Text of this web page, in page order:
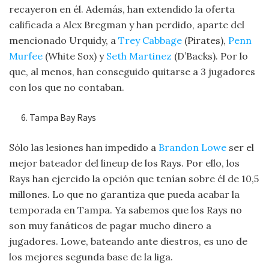
recayeron en él. Además, han extendido la oferta
calificada a Alex Bregman y han perdido, aparte del
mencionado Urquidy, a Trey Cabbage (Pirates), Penn
Murfee (White Sox) y Seth Martinez (D’Backs). Por lo
que, al menos, han conseguido quitarse a 3 jugadores
con los que no contaban.
Tampa Bay Rays
Sólo las lesiones han impedido a Brandon Lowe ser el
mejor bateador del lineup de los Rays. Por ello, los
Rays han ejercido la opción que tenían sobre él de 10,5
millones. Lo que no garantiza que pueda acabar la
temporada en Tampa. Ya sabemos que los Rays no
son muy fanáticos de pagar mucho dinero a
jugadores. Lowe, bateando ante diestros, es uno de
los mejores segunda base de la liga.